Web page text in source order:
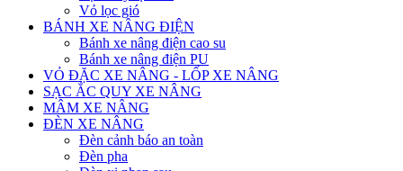
Vỏ lọc gió
BÁNH XE NÂNG ĐIỆN
Bánh xe nâng điện cao su
Bánh xe nâng điện PU
VỎ ĐẶC XE NÂNG - LỐP XE NÂNG
SẠC ẮC QUY XE NÂNG
MÂM XE NÂNG
ĐÈN XE NÂNG
Đèn cảnh báo an toàn
Đèn pha